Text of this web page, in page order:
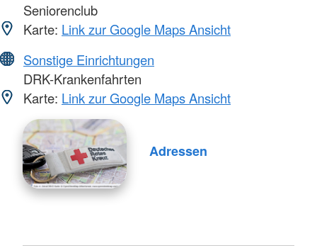
Seniorenclub
Karte: Link zur Google Maps Ansicht
Sonstige Einrichtungen
DRK-Krankenfahrten
Karte: Link zur Google Maps Ansicht
Adressen